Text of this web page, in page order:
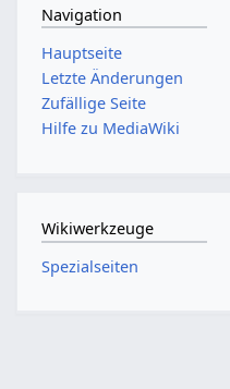
Navigation
Hauptseite
Letzte Änderungen
Zufällige Seite
Hilfe zu MediaWiki
Wikiwerkzeuge
Spezialseiten